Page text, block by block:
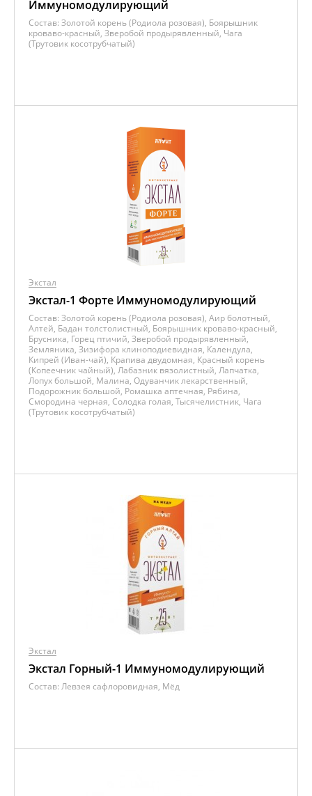
Иммуномодулирующий
Состав: Золотой корень (Родиола розовая), Боярышник
кроваво-красный, Зверобой продырявленный, Чага
(Трутовик косотрубчатый)
Экстал
Экстал-1 Форте Иммуномодулирующий
Состав: Золотой корень (Родиола розовая), Аир болотный,
Алтей, Бадан толстолистный, Боярышник кроваво-красный,
Брусника, Горец птичий, Зверобой продырявленный,
Земляника, Зизифора клиноподиевидная, Календула,
Кипрей (Иван-чай), Крапива двудомная, Красный корень
(Копеечник чайный), Лабазник вязолистный, Лапчатка,
Лопух большой, Малина, Одуванчик лекарственный,
Подорожник большой, Ромашка аптечная, Рябина,
Смородина черная, Солодка голая, Тысячелистник, Чага
(Трутовик косотрубчатый)
Экстал
Экстал Горный-1 Иммуномодулирующий
Состав: Левзея сафлоровидная, Мёд